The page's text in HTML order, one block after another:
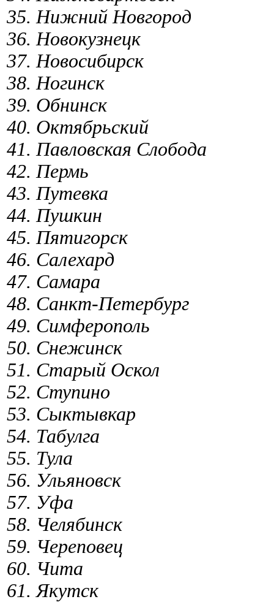
35. Нижний Новгород
36. Новокузнецк
37. Новосибирск
38. Ногинск
39. Обнинск
40. Октябрьский
41. Павловская Слобода
42. Пермь
43. Путевка
44. Пушкин
45. Пятигорск
46. Салехард
47. Самара
48. Санкт-Петербург
49. Симферополь
50. Снежинск
51. Старый Оскол
52. Ступино
53. Сыктывкар
54. Табулга
55. Тула
56. Ульяновск
57. Уфа
58. Челябинск
59. Череповец
60. Чита
61. Якутск